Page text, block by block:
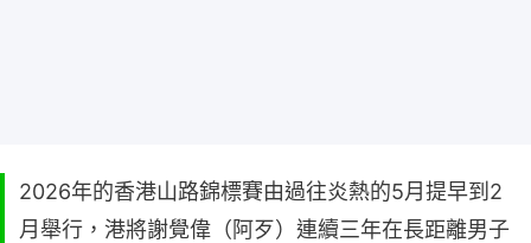
2026年的香港山路錦標賽由過往炎熱的5月提早到2
月舉行，港將謝覺偉（阿歹）連續三年在長距離男子